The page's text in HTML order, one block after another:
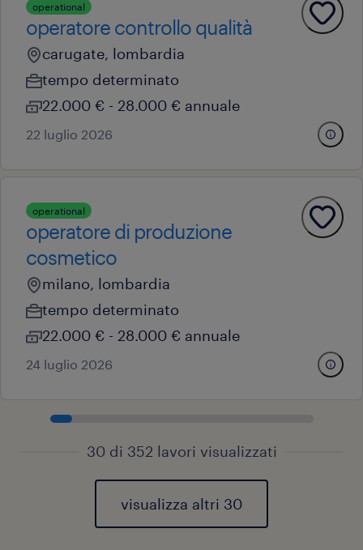
operational
operatore controllo qualità
carugate, lombardia
tempo determinato
22.000 € - 28.000 € annuale
22 luglio 2026
operational
operatore di produzione
cosmetico
milano, lombardia
tempo determinato
22.000 € - 28.000 € annuale
24 luglio 2026
30 di 352 lavori visualizzati
visualizza altri 30